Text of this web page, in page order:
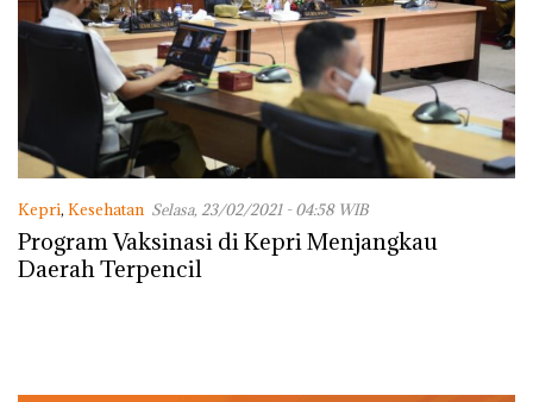
Kepri, Kesehatan Selasa, 23/02/2021 - 04:58 WIB
Program Vaksinasi di Kepri Menjangkau
Daerah Terpencil